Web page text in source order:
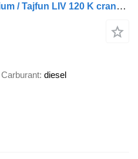
Renault VP K520 6x4 Medium / Tajfun LIV 120 K crane / 120 tho. km! / 202
Carburant diesel